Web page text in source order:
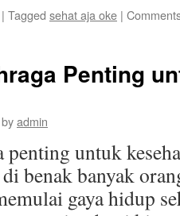
| Tagged sehat aja oke |
Penting
byadmin
penting untuk
benak banyak
gaya hidup